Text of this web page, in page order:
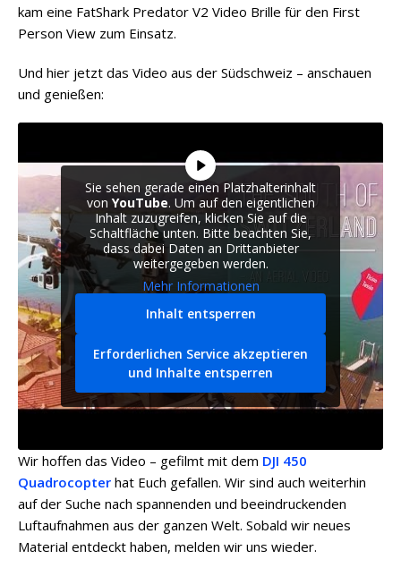
kam eine FatShark Predator V2 Video Brille für den First
Person View zum Einsatz.
Und hier jetzt das Video aus der Südschweiz – anschauen
und genießen:
Sie sehen gerade einen Platzhalterinhalt
vonYouTube. Um auf den eigentlichen
Inhalt zuzugreifen, klicken Sie auf die
Schaltfläche unten. Bitte beachten Sie,
dass dabei Daten an Drittanbieter
weitergegeben werden.
Mehr Informationen
Inhalt entsperren
Erforderlichen Service akzeptieren
und Inhalte entsperren
Wir hoffen das Video – gefilmt mit dem DJI 450
Quadrocopter hat Euch gefallen. Wir sind auch weiterhin
auf der Suche nach spannenden und beeindruckenden
Luftaufnahmen aus der ganzen Welt. Sobald wir neues
Material entdeckt haben, melden wir uns wieder.